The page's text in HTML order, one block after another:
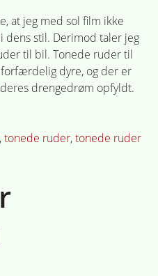
at jeg med sol film ikke
dens stil. Derimod taler jeg
til bil. Tonede ruder til
dyre, og der er
drengedrøm opfyldt.
,tonede ruder,tonede ruder